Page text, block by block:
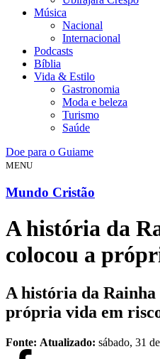
Música
Nacional
Internacional
Podcasts
Bíblia
Vida & Estilo
Gastronomia
Moda e beleza
Turismo
Saúde
Doe para o Guiame
MENU
Mundo Cristão
A história da
colocou a
A história da Rainha
própria vida em
Fonte: Atualizado: sábado, 31